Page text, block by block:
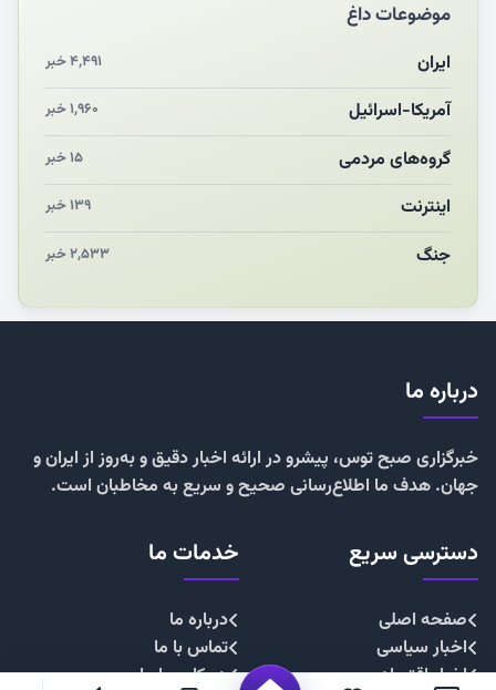
چرایی «استقبال از آقای ایران»
انقلاب مردمی و مردم انقلابی
مرگ خاموش زیست‌محیطی در منطقه تربت‌جام
چو‌ن‌وچرا در «علی‌الاصول» یا انتظار برای تحقق شروط
موضوعات داغ
ایران ۴,۴۹۱ خبر
آمریکا-اسرائیل ۱,۹۶۰ خبر
گروه‌های مردمی ۱۵ خبر
اینترنت ۱۳۹ خبر
جنگ ۲,۵۳۳ خبر
درباره ما
خبرگزاری صبح توس، پیشرو در ارائه اخبار دقیق و به‌روز از ایران و
جهان. هدف ما اطلاع‌رسانی صحیح و سریع به مخاطبان است.
دسترسی سریع
صفحه اصلی
اخبار سیاسی
اخبار اقتصادی
خدمات ما
درباره ما
تماس با ما
همکاری با ما